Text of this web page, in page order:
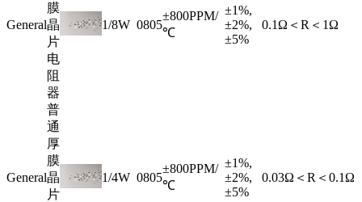
General
膜
晶
片
电
阻
器
1/8W 0805
±800PPM/
℃
±1%,
±2%,
±5%
0.1Ω＜R＜1Ω
General
普
通
厚
膜
晶
片
1/4W 0805
±800PPM/
℃
±1%,
±2%,
±5%
0.03Ω＜R＜0.1Ω